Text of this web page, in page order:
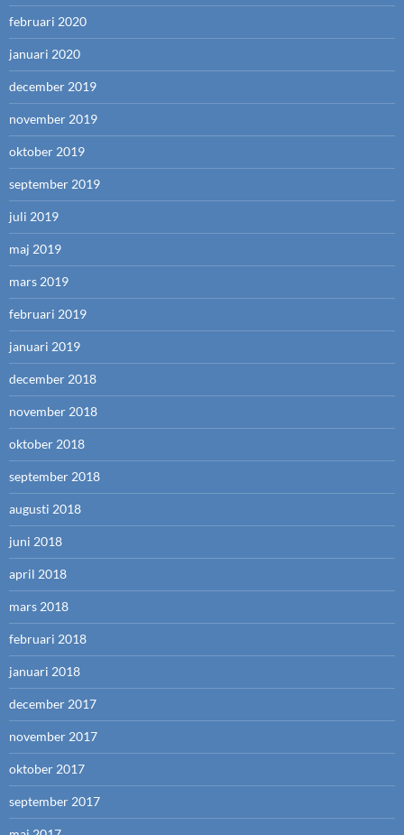
februari 2020
januari 2020
december 2019
november 2019
oktober 2019
september 2019
juli 2019
maj 2019
mars 2019
februari 2019
januari 2019
december 2018
november 2018
oktober 2018
september 2018
augusti 2018
juni 2018
april 2018
mars 2018
februari 2018
januari 2018
december 2017
november 2017
oktober 2017
september 2017